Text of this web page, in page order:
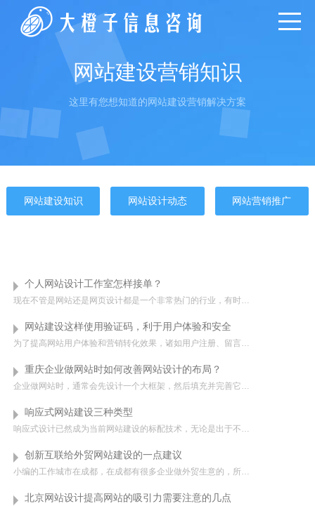
网站建设营销知识
这里有您想知道的网站建设营销解决方案
网站建设知识 网站设计动态 网站营销推广
个人网站设计工作室怎样接单？
现在不管是网站还是网页设计都是一个非常热门的行业，有时候仅凭好的设计也可以留住大量的客户，很多企业把网站设计看的很重，但前期还是会考虑预算问题，通常找个人网站设计工作室接单，相对于大众设计...
网站建设这样使用验证码，利于用户体验和安全
为了提高网站用户体验和营销转化效果，诸如用户注册、留言反馈、简历投递、市场调查等与浏览者互动模块，越来越多被使用。这自然提高了用户认知与体验，但随之而来的是各种机器扫描恶意破解、注册等，置网站于安全风...
重庆企业做网站时如何改善网站设计的布局？
企业做网站时，通常会先设计一个大框架，然后填充并完善它。 在完善网站布局时，通常是填充和美化网站的一些相关内容。 在改进网站布局时，应遵循以下规则：1、与传统的元素构建方法不同，在网站设计中，可以快速地逐...
响应式网站建设三种类型
响应式设计已然成为当前网站建设的标配技术，无论是出于不同设备需要还是用户需求，响应式网站都备受欢迎，它能为用户带来良好的体验效果。尽管如此，在建站之前，响应式布局类型的选择同样需要进行认真考量，才能将...
创新互联给外贸网站建设的一点建议
小编的工作城市在成都，在成都有很多企业做外贸生意的，所以外贸网站建设在成都有很大的需求，经常碰到客户问，我们做外贸生意的，面对的都是海外客户，网站跟国内的有什么区别的，该怎么设计呢？小...
北京网站设计提高网站的吸引力需要注意的几点